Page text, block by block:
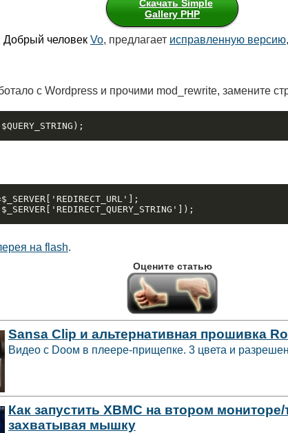
Скачать Simple
Gallery PHP
Добрый человек Vo, предлагает исправленную версию
с Wordpress и прочими mod_rewrite, замените
на flash.
Оцените статью
Sansa Clip и альтернативная прошивка
Видео с Dooм в плеере-прищепке. 3 цвета и
Как запустить XBMC на втором
захватывая мышку